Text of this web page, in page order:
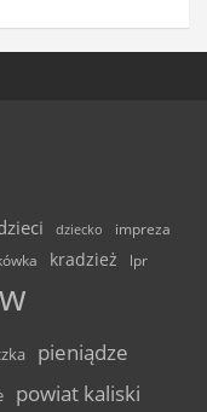
dziecko
impreza
kradzież lpr
pieniądze
powiat kaliski